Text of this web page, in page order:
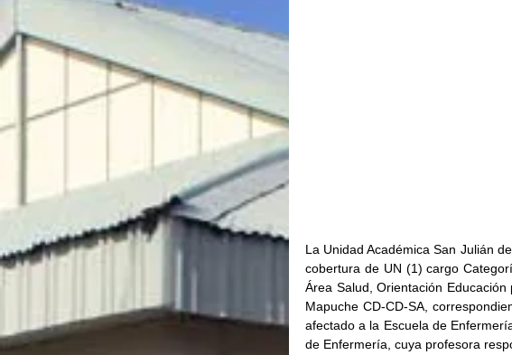
La Unidad Académica San Julián
cobertura de UN (1) cargo
Área Salud, Orientación
Mapuche CD-CD-SA,
afectado a la Escuela de
de Enfermería, cuya profesora